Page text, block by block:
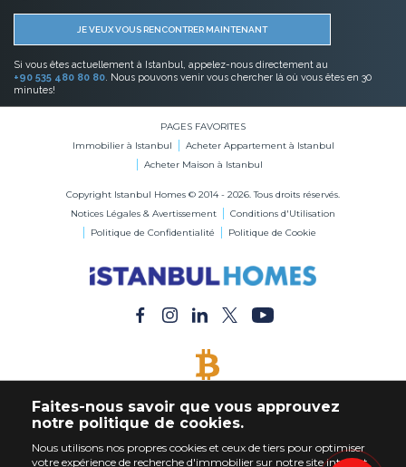
JE VEUX VOUS RENCONTRER MAINTENANT
Si vous êtes actuellement à Istanbul, appelez-nous directement au
+90 535 480 80 80. Nous pouvons venir vous chercher là où vous êtes en 30
minutes!
PAGES FAVORITES
Immobilier à Istanbul
Acheter Appartement à Istanbul
Acheter Maison à Istanbul
Copyright Istanbul Homes © 2014 - 2026. Tous droits réservés.
Notices Légales & Avertissement
Conditions d'Utilisation
Politique de Confidentialité
Politique de Cookie
Acheter Immobilier en Bitcoin
Faites-nous savoir que vous approuvez
notre politique de cookies.
Nous utilisons nos propres cookies et ceux de tiers pour optimiser
votre expérience de recherche d'immobilier sur notre site internet.